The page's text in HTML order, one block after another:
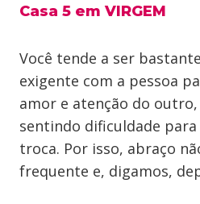
Casa 5 em VIRGEM
Você tende a ser
exigente com a pessoa
amor e atenção do
sentindo dificuldade
troca. Por isso, abraço
frequente e, digamos,